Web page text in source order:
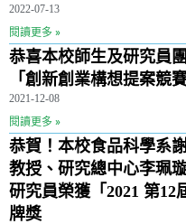
2022-07-13
閱讀更多 »
恭喜本校師生及研究員
「創新創業構想提案競
2021-12-08
閱讀更多 »
恭賀！本校食品科學系
教授、研究總中心李珮
研究員榮獲「2021 第
牌獎